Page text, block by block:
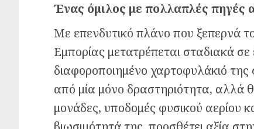
Ένας όμιλος με πολλαπλές πηγές
Με επενδυτικό πλάνο που ξεπερνά
Εμπορίας μετατρέπεται σταδιακά
διαφοροποιημένο χαρτοφυλάκιό της
από μία μόνο δραστηριότητα, αλλά
μονάδες, υποδομές φυσικού αερίου